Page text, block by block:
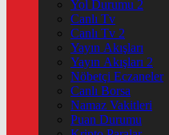
Yol Durumu 2
Canlı Tv
Canlı Tv 2
Yayın Akışları
Yayın Akışları 2
Nöbetçi Eczaneler
Canlı Borsa
Namaz Vakitleri
Puan Durumu